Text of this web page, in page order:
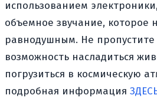
использованием
объемное звучание, которое
равнодушным. Не пропустите
возможность насладиться
погрузиться в космическую
подробная информация